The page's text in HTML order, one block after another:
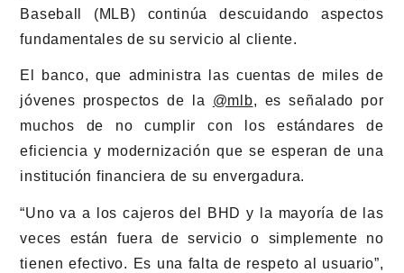
Baseball (MLB) continúa descuidando aspectos
fundamentales de su servicio al cliente.
El banco, que administra las cuentas de miles de
jóvenes prospectos de la @mlb, es señalado por
muchos de no cumplir con los estándares de
eficiencia y modernización que se esperan de una
institución financiera de su envergadura.
“Uno va a los cajeros del BHD y la mayoría de las
veces están fuera de servicio o simplemente no
tienen efectivo. Es una falta de respeto al usuario”,